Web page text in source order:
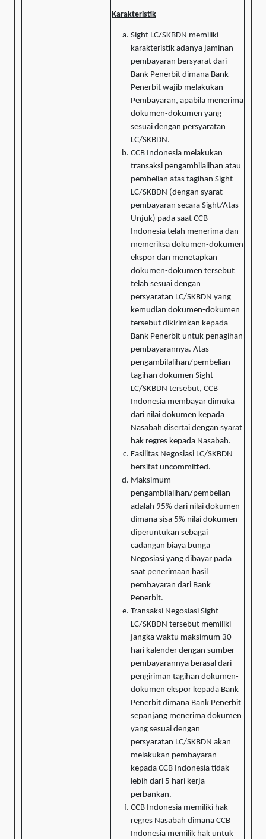
Karakteristik
Sight LC/SKBDN memiliki
karakteristik adanya jaminan
pembayaran bersyarat dari
Bank Penerbit dimana Bank
Penerbit wajib melakukan
Pembayaran, apabila menerima
dokumen-dokumen yang
sesuai dengan persyaratan
LC/SKBDN.
CCB Indonesia melakukan
transaksi pengambilalihan atau
pembelian atas tagihan Sight
LC/SKBDN (dengan syarat
pembayaran secara Sight/Atas
Unjuk) pada saat CCB
Indonesia telah menerima dan
memeriksa dokumen-dokumen
ekspor dan menetapkan
dokumen-dokumen tersebut
telah sesuai dengan
persyaratan LC/SKBDN yang
kemudian dokumen-dokumen
tersebut dikirimkan kepada
Bank Penerbit untuk penagihan
pembayarannya. Atas
pengambilalihan/pembelian
tagihan dokumen Sight
LC/SKBDN tersebut, CCB
Indonesia membayar dimuka
dari nilai dokumen kepada
Nasabah disertai dengan syarat
hak regres kepada Nasabah.
Fasilitas Negosiasi LC/SKBDN
bersifat uncommitted.
Maksimum
pengambilalihan/pembelian
adalah 95% dari nilai dokumen
dimana sisa 5% nilai dokumen
diperuntukan sebagai
cadangan biaya bunga
Negosiasi yang dibayar pada
saat penerimaan hasil
pembayaran dari Bank
Penerbit.
Transaksi Negosiasi Sight
LC/SKBDN tersebut memiliki
jangka waktu maksimum 30
hari kalender dengan sumber
pembayarannya berasal dari
pengiriman tagihan dokumen-
dokumen ekspor kepada Bank
Penerbit dimana Bank Penerbit
sepanjang menerima dokumen
yang sesuai dengan
persyaratan LC/SKBDN akan
melakukan pembayaran
kepada CCB Indonesia tidak
lebih dari 5 hari kerja
perbankan.
CCB Indonesia memiliki hak
regres Nasabah dimana CCB
Indonesia memilik hak untuk